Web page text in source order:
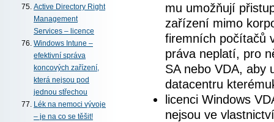
Active Directory Right
Management
Services – licence
Windows Intune –
efektivní správa
koncových zařízení,
která nejsou pod
jednou střechou
Lék na nemoci vývoje
– je na co se těšit!
mu umožňují
zařízení mimo
firemních počítačů
práva neplatí, pro
SA nebo VDA, aby
datacentru
licenci Windows
nejsou ve